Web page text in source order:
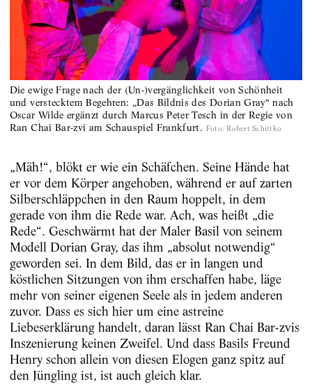
Die ewige Frage nach der (Un-)vergänglichkeit von Schönheit
und verstecktem Begehren: „Das Bildnis des Dorian Gray“ nach
Oscar Wilde ergänzt durch Marcus Peter Tesch in der Regie von
Ran Chai Bar-zvi am Schauspiel Frankfurt. Foto: Robert Schittko
„Mäh!“, blökt er wie ein Schäfchen. Seine Hände hat
er vor dem Körper angehoben, während er auf zarten
Silberschläppchen in den Raum hoppelt, in dem
gerade von ihm die Rede war. Ach, was heißt „die
Rede“. Geschwärmt hat der Maler Basil von seinem
Modell Dorian Gray, das ihm „absolut notwendig“
geworden sei. In dem Bild, das er in langen und
köstlichen Sitzungen von ihm erschaffen habe, läge
mehr von seiner eigenen Seele als in jedem anderen
zuvor. Dass es sich hier um eine astreine
Liebeserklärung handelt, daran lässt Ran Chai Bar-zvis
Inszenierung keinen Zweifel. Und dass Basils Freund
Henry schon allein von diesen Elogen ganz spitz auf
den Jüngling ist, ist auch gleich klar.